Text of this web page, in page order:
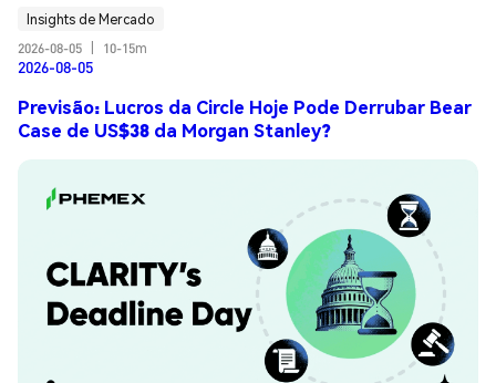
Insights de Mercado
2026-08-05
10-15m
2026-08-05
Previsão: Lucros da Circle Hoje Pode Derrubar Bear
Case de US$38 da Morgan Stanley?